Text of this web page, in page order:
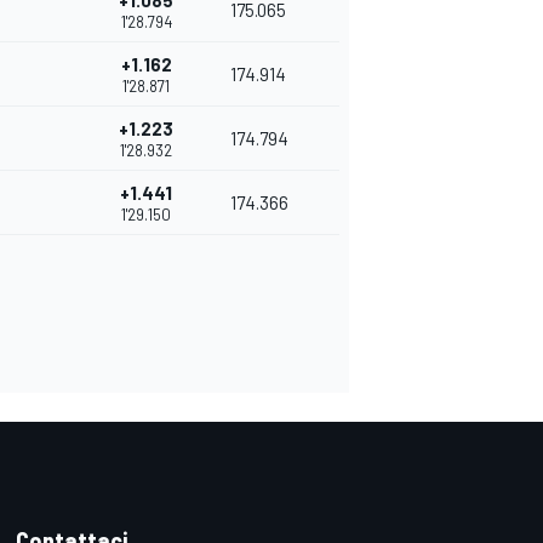
1'28.794
175.065
+1.162
1'28.871
174.914
+1.223
1'28.932
174.794
+1.441
1'29.150
174.366